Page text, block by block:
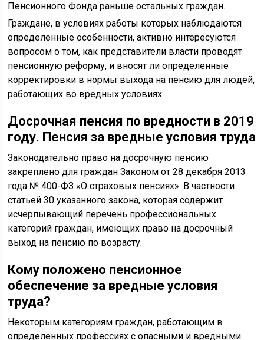
Пенсионного Фонда раньше остальных граждан.
Граждане, в условиях работы которых наблюдаются
определённые особенности, активно интересуются
вопросом о том, как представители власти проводят
пенсионную реформу, и вносят ли определенные
корректировки в нормы выхода на пенсию для людей,
работающих во вредных условиях.
Досрочная пенсия по вредности в 2019
году. Пенсия за вредные условия труда
Законодательно право на досрочную пенсию
закреплено для граждан Законом от 28 декабря 2013
года № 400-ФЗ «О страховых пенсиях». В частности
статьей 30 указанного закона, которая содержит
исчерпывающий перечень профессиональных
категорий граждан, имеющих право на досрочный
выход на пенсию по возрасту.
Кому положено пенсионное
обеспечение за вредные условия
труда?
Некоторым категориям граждан, работающим в
определенных профессиях с опасными и вредными